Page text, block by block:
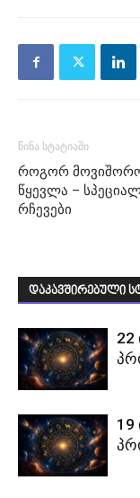
წინა სტატიაში
როგორ
წყევლა –
რჩევები
დაკავშირებული
22
19